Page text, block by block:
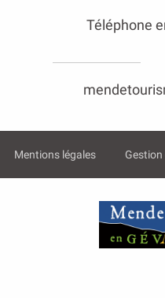
Téléphone
Mentions légales